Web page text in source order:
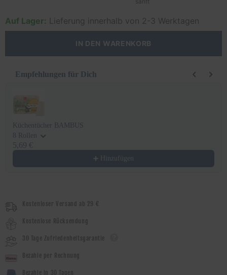
Auf Lager: Lieferung innerhalb von 2-3 Werktagen
IN DEN WARENKORB
Empfehlungen für Dich
Küchentücher BAMBUS
8 Rollen
5,69 €
Hinzufügen